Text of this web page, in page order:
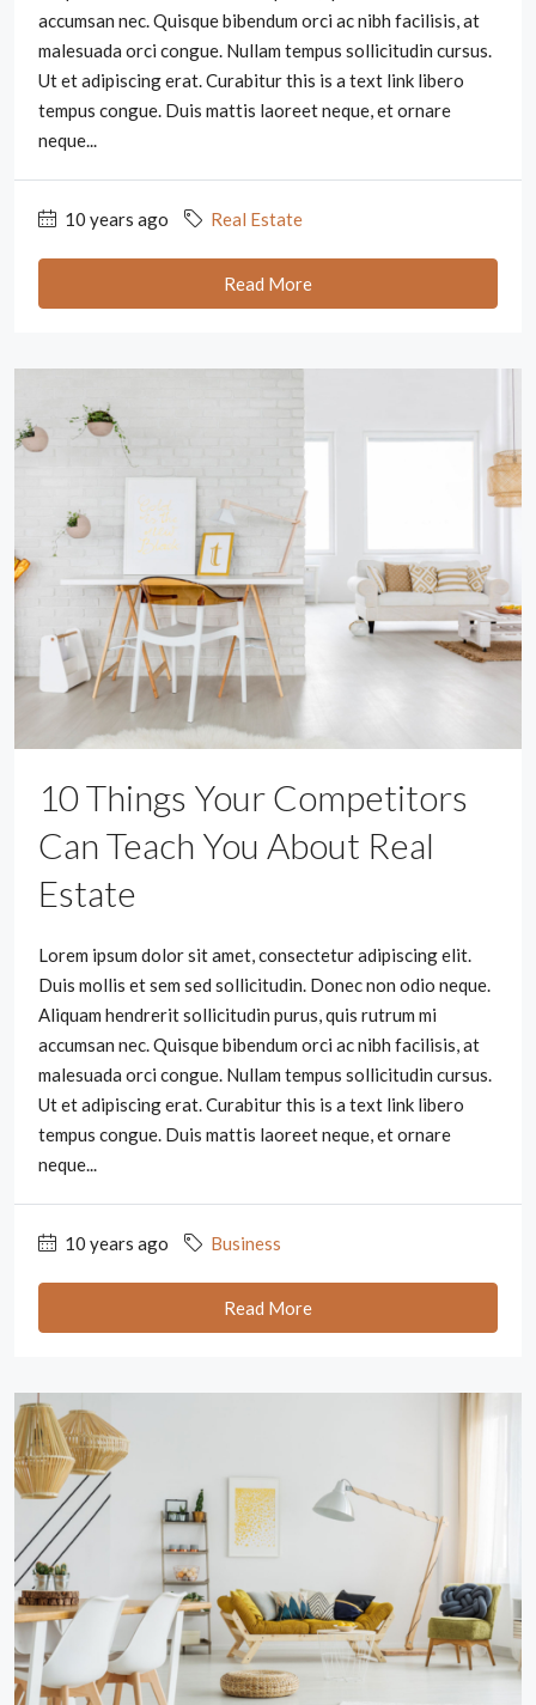
accumsan nec. Quisque bibendum orci ac nibh facilisis, at
malesuada orci congue. Nullam tempus sollicitudin cursus.
Ut et adipiscing erat. Curabitur this is a text link libero
tempus congue. Duis mattis laoreet neque, et ornare
neque...
10 years ago Real Estate
Read More
10 Things Your Competitors
Can Teach You About Real
Estate
Lorem ipsum dolor sit amet, consectetur adipiscing elit.
Duis mollis et sem sed sollicitudin. Donec non odio neque.
Aliquam hendrerit sollicitudin purus, quis rutrum mi
accumsan nec. Quisque bibendum orci ac nibh facilisis, at
malesuada orci congue. Nullam tempus sollicitudin cursus.
Ut et adipiscing erat. Curabitur this is a text link libero
tempus congue. Duis mattis laoreet neque, et ornare
neque...
10 years ago Business
Read More